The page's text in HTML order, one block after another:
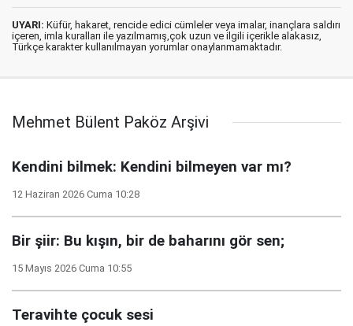
UYARI: Küfür, hakaret, rencide edici cümleler veya imalar, inançlara saldırı
içeren, imla kuralları ile yazılmamış,çok uzun ve ilgili içerikle alakasız,
Türkçe karakter kullanılmayan yorumlar onaylanmamaktadır.
Mehmet Bülent Paköz Arşivi
Kendini bilmek: Kendini bilmeyen var mı?
12 Haziran 2026 Cuma 10:28
Bir şiir: Bu kışın, bir de baharını gör sen;
15 Mayıs 2026 Cuma 10:55
Teravihte çocuk sesi